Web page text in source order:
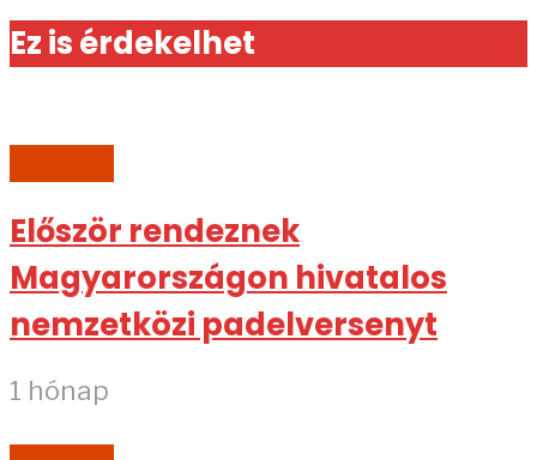
Ez is érdekelhet
Először rendeznek
Magyarországon hivatalos
nemzetközi padelversenyt
1 hónap